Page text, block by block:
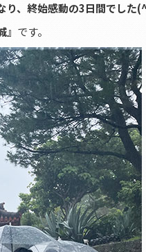
り、終始感動の3日間でした
』 です。